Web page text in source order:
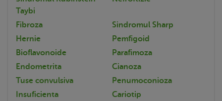
Taybi
Fibroza
Sindromul Sharp
Hernie
Pemfigoid
Bioflavonoide
Parafimoza
Endometrita
Cianoza
Tuse convulsiva
Penumoconioza
Insuficienta
Cariotip